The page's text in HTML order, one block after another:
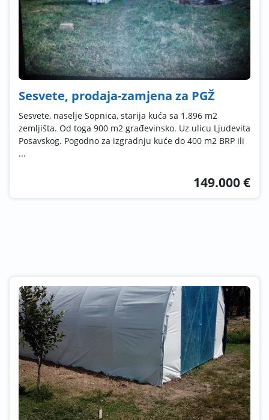
Sesvete, prodaja-zamjena za PGŽ
Sesvete, naselje Sopnica, starija kuća sa 1.896 m2
zemljišta. Od toga 900 m2 građevinsko. Uz ulicu Ljudevita
Posavskog. Pogodno za izgradnju kuće do 400 m2 BRP ili
...
149.000 €